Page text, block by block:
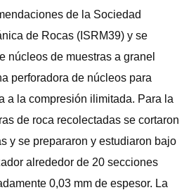
de la Sociedad
de Rocas (ISRM39) y se
núcleos de muestras a granel
perforadora de núcleos para
a la compresión ilimitada. Para la
de roca recolectadas se cortaron
y se prepararon y estudiaron bajo
alrededor de 20 secciones
0,03 mm de espesor. La